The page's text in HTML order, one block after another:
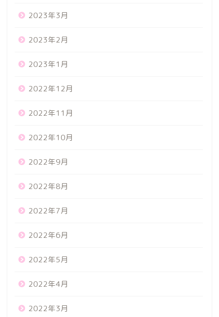
2023年3月
2023年2月
2023年1月
2022年12月
2022年11月
2022年10月
2022年9月
2022年8月
2022年7月
2022年6月
2022年5月
2022年4月
2022年3月